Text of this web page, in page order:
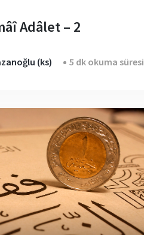
Adâlet – 2
(ks) 5 dk okuma süresi